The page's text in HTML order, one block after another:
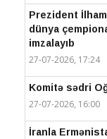
Prezident
dünya
imzalayıb
27-07-2026, 17:24
Komitə sədri
27-07-2026, 16:00
İranla